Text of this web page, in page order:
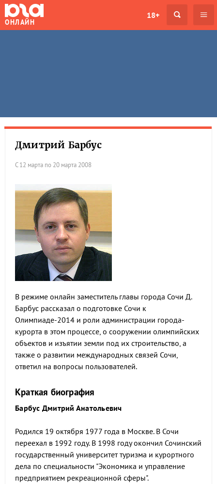
ОНЛАЙН
18+
Дмитрий Барбус
С 12 марта по 20 марта 2008
В режиме онлайн заместитель главы города Сочи Д.
Барбус рассказал о подготовке Сочи к
Олимпиаде-2014 и роли администрации города-
курорта в этом процессе, о сооружении олимпийских
объектов и изъятии земли под их строительство, а
также о развитии международных связей Сочи,
ответил на вопросы пользователей.
Краткая биография
Барбус Дмитрий Анатольевич
Родился 19 октября 1977 года в Москве. В Сочи
переехал в 1992 году. В 1998 году окончил Сочинский
государственный университет туризма и курортного
дела по специальности "Экономика и управление
предприятием рекреационной сферы".